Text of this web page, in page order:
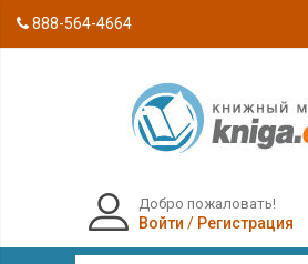
888-564-4664
Добро пожаловать!
Войти / Регистрация